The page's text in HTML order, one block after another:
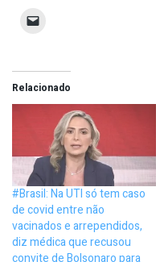
Relacionado
#Brasil: Na UTI só tem caso
de covid entre não
vacinados e arrependidos,
diz médica que recusou
convite de Bolsonaro para